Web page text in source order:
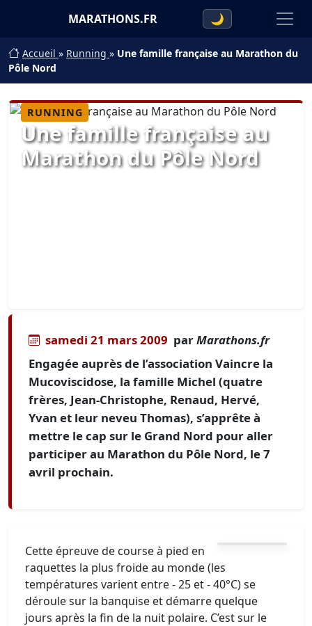
MARATHONS.FR 🌙
Accueil » Running » Une famille française au Marathon du
Pôle Nord
RUNNING
Une famille française au
Marathon du Pôle Nord
samedi 21 mars 2009 parMarathons.fr
Engagée auprès de l’association Vaincre la
Mucoviscidose, la famille Michel (quatre
frères, Jean-Christophe, Renaud, Hervé,
Yvan et leur neveu Thomas), s’apprête à
mettre le cap sur le Grand Nord pour aller
participer au Marathon du Pôle Nord, le 7
avril prochain.
Cette épreuve de course à pied en
raquettes la plus froide au monde (les
températures varient entre - 25 et - 40°C) se
déroule sur la banquise et démarre quelque
jours après la fin de la nuit polaire. C’est sur le